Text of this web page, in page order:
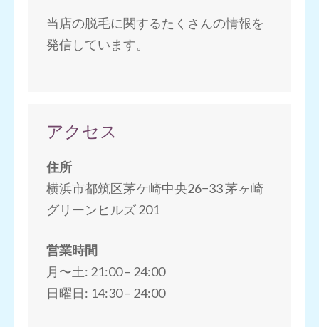
当店の脱毛に関するたくさんの情報を
発信しています。
アクセス
住所
横浜市都筑区茅ケ崎中央26−33 茅ヶ崎
グリーンヒルズ 201
営業時間
月〜土: 21:00 – 24:00
日曜日: 14:30 – 24:00